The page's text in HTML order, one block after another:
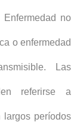
no
o enfermedad
Las
referirse a
largos períodos